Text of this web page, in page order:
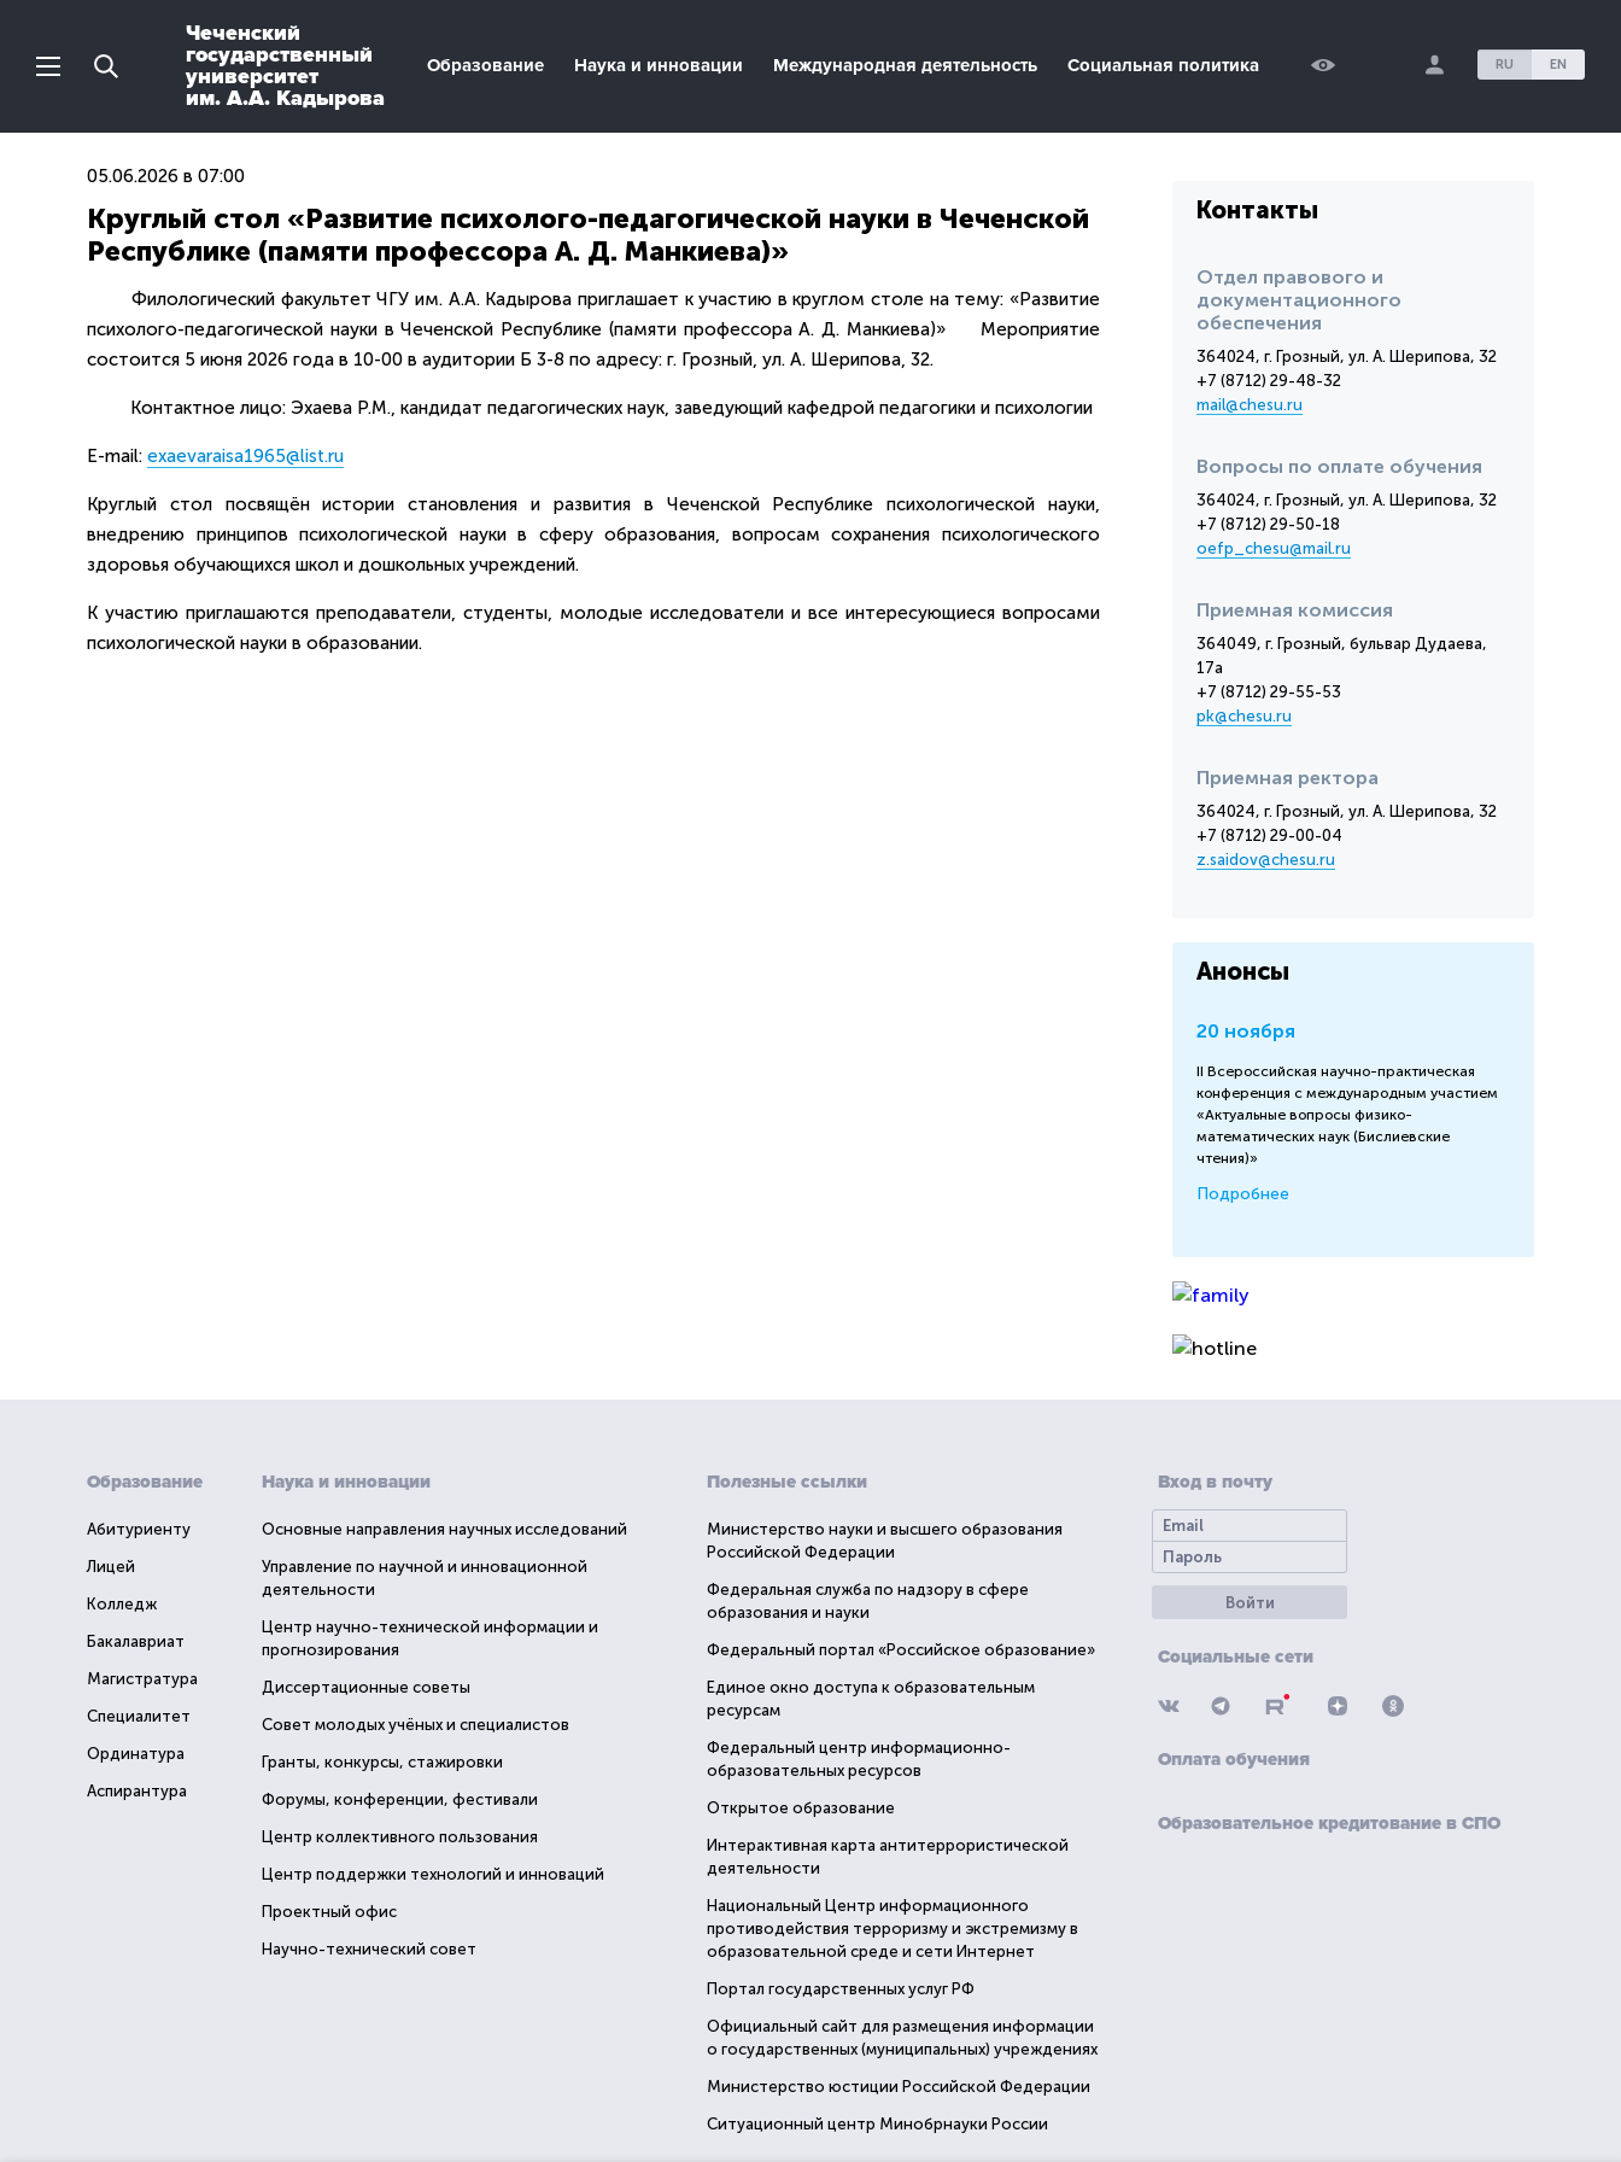
Чеченский
государственный
университет
им. А.А. Кадырова
Образование Наука и инновации Международная деятельность Социальная политика RU EN
05.06.2026 в 07:00
Круглый стол «Развитие психолого-педагогической науки в Чеченской
Республике (памяти профессора А. Д. Манкиева)»
Филологический факультет ЧГУ им. А.А. Кадырова приглашает к участию в круглом столе на тему: «Развитие
психолого-педагогической науки в Чеченской Республике (памяти профессора А. Д. Манкиева)» Мероприятие
состоится 5 июня 2026 года в 10-00 в аудитории Б 3-8 по адресу: г. Грозный, ул. А. Шерипова, 32.
Контактное лицо: Эхаева Р.М., кандидат педагогических наук, заведующий кафедрой педагогики и психологии
E-mail: exaevaraisa1965@list.ru
Круглый стол посвящён истории становления и развития в Чеченской Республике психологической науки,
внедрению принципов психологической науки в сферу образования, вопросам сохранения психологического
здоровья обучающихся школ и дошкольных учреждений.
К участию приглашаются преподаватели, студенты, молодые исследователи и все интересующиеся вопросами
психологической науки в образовании.
Контакты
Отдел правового и
документационного
обеспечения
364024, г. Грозный, ул. А. Шерипова, 32
+7 (8712) 29-48-32
mail@chesu.ru
Вопросы по оплате обучения
364024, г. Грозный, ул. А. Шерипова, 32
+7 (8712) 29-50-18
oefp_chesu@mail.ru
Приемная комиссия
364049, г. Грозный, бульвар Дудаева,
17а
+7 (8712) 29-55-53
pk@chesu.ru
Приемная ректора
364024, г. Грозный, ул. А. Шерипова, 32
+7 (8712) 29-00-04
z.saidov@chesu.ru
Анонсы
20 ноября
II Всероссийская научно-практическая
конференция с международным участием
«Актуальные вопросы физико-
математических наук (Бислиевские
чтения)»
Подробнее
Образование
Абитуриенту
Лицей
Колледж
Бакалавриат
Магистратура
Специалитет
Ординатура
Аспирантура
Наука и инновации
Основные направления научных исследований
Управление по научной и инновационной
деятельности
Центр научно-технической информации и
прогнозирования
Диссертационные советы
Совет молодых учёных и специалистов
Гранты, конкурсы, стажировки
Форумы, конференции, фестивали
Центр коллективного пользования
Центр поддержки технологий и инноваций
Проектный офис
Научно-технический совет
Полезные ссылки
Министерство науки и высшего образования
Российской Федерации
Федеральная служба по надзору в сфере
образования и науки
Федеральный портал «Российское образование»
Единое окно доступа к образовательным
ресурсам
Федеральный центр информационно-
образовательных ресурсов
Открытое образование
Интерактивная карта антитеррористической
деятельности
Национальный Центр информационного
противодействия терроризму и экстремизму в
образовательной среде и сети Интернет
Портал государственных услуг РФ
Официальный сайт для размещения информации
о государственных (муниципальных) учреждениях
Министерство юстиции Российской Федерации
Ситуационный центр Минобрнауки России
Вход в почту
Войти
Социальные сети
Оплата обучения
Образовательное кредитование в СПО